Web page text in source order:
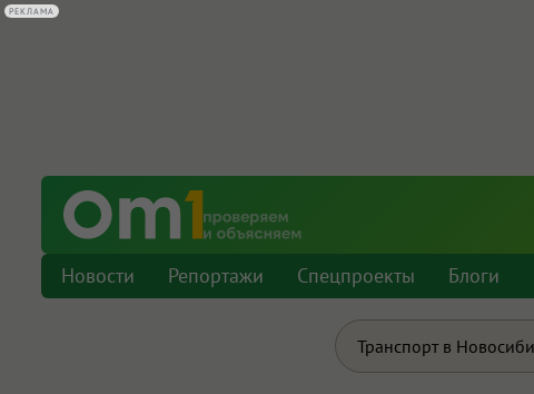
Новости Репортажи Спецпроекты Блоги
Транспорт в
РЕКЛАМА